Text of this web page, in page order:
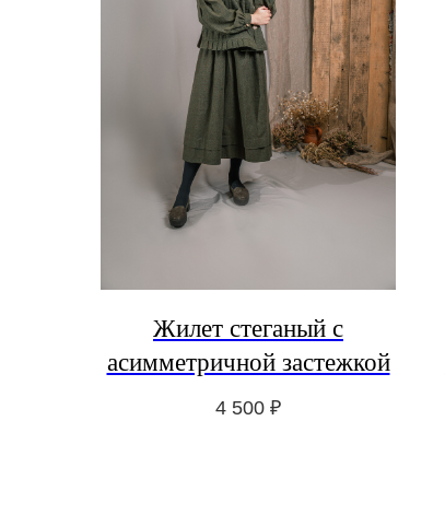
Жилет стеганый с
асимметричной застежкой
4 500 ₽